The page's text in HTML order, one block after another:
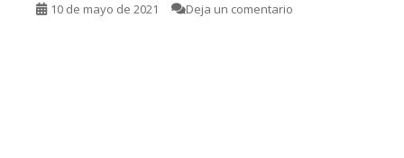
10 de mayo de 2021 Deja un comentario